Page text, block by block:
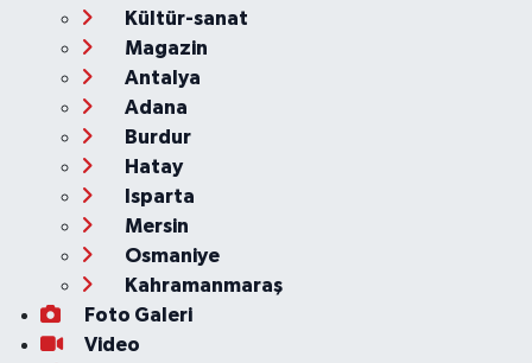
Kültür-sanat
Magazin
Antalya
Adana
Burdur
Hatay
Isparta
Mersin
Osmaniye
Kahramanmaraş
Foto Galeri
Video